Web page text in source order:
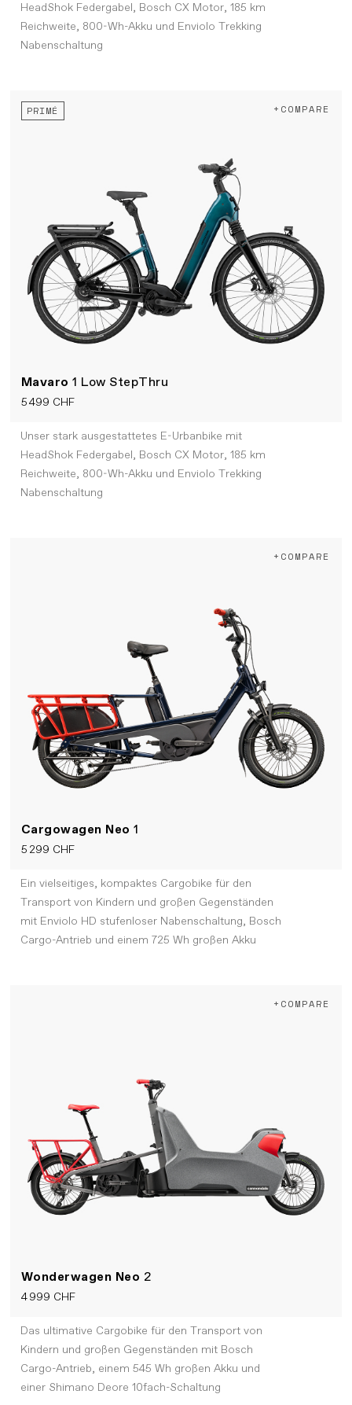
HeadShok Federgabel, Bosch CX Motor, 185 km
Reichweite, 800-Wh-Akku und Enviolo Trekking
Nabenschaltung
PRIMÉ
Mavaro1 Low StepThru
5 499 CHF
+COMPARE
Unser stark ausgestattetes E-Urbanbike mit
HeadShok Federgabel, Bosch CX Motor, 185 km
Reichweite, 800-Wh-Akku und Enviolo Trekking
Nabenschaltung
Cargowagen Neo1
5 299 CHF
+COMPARE
Ein vielseitiges, kompaktes Cargobike für den
Transport von Kindern und großen Gegenständen
mit Enviolo HD stufenloser Nabenschaltung, Bosch
Cargo-Antrieb und einem 725 Wh großen Akku
Wonderwagen Neo 2
4 999 CHF
+COMPARE
Das ultimative Cargobike für den Transport von
Kindern und großen Gegenständen mit Bosch
Cargo-Antrieb, einem 545 Wh großen Akku und
einer Shimano Deore 10fach-Schaltung